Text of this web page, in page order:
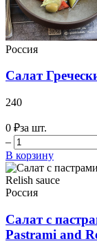
Россия
Салат
240
0 ₽за шт.
–
В корзину
Россия
Салат с
Pastrami and